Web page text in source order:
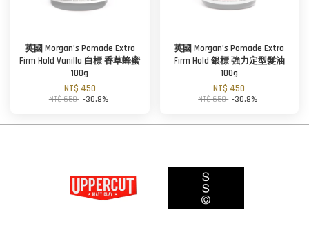
英國 Morgan’s Pomade Extra
Firm Hold Vanilla 白標 香草蜂蜜
100g
NT$ 450
NT$ 650 -30.8%
英國 Morgan’s Pomade Extra
Firm Hold 銀標 強力定型髮油
100g
NT$ 450
NT$ 650 -30.8%